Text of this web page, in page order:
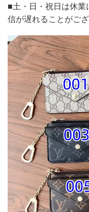
■土・日・祝日は休業
信が遅れることがご